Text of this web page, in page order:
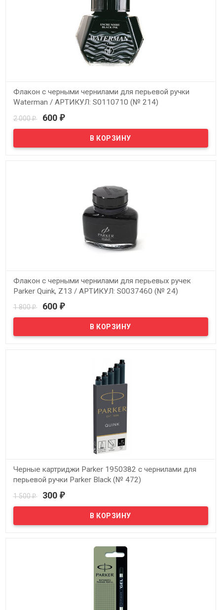
Флакон с черными чернилами для перьевой ручки
Waterman / АРТИКУЛ: S0110710 (№ 214)
В наличии
2 000₽ 600 ₽
Флакон с черными чернилами для перьевых ручек
Parker Quink, Z13 / АРТИКУЛ: S0037460 (№ 24)
В наличии
1 800₽ 600 ₽
Черные картриджи Parker 1950382 с чернилами для
перьевой ручки Parker Black (№ 472)
В наличии
1 500₽ 300 ₽